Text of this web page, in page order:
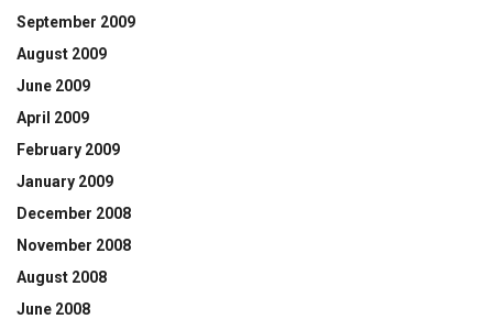
September 2009
August 2009
June 2009
April 2009
February 2009
January 2009
December 2008
November 2008
August 2008
June 2008